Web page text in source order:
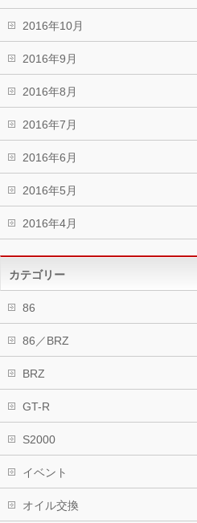
2016年10月
2016年9月
2016年8月
2016年7月
2016年6月
2016年5月
2016年4月
カテゴリー
86
86／BRZ
BRZ
GT-R
S2000
イベント
オイル交換